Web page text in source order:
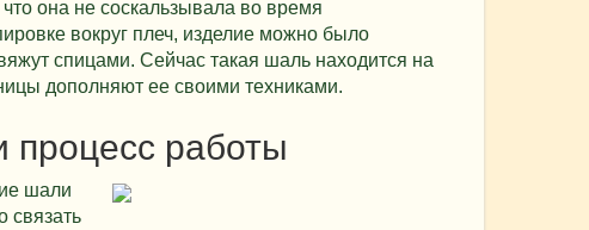
она не соскальзывала во время
вокруг плеч, изделие можно было
спицами. Сейчас такая шаль находится на
дополняют ее своими техниками.
работы
шали
связать